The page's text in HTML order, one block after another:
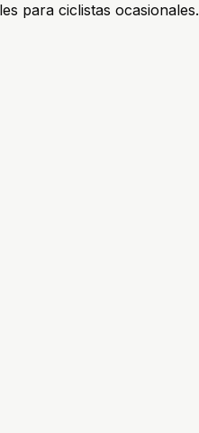
para ciclistas ocasionales.